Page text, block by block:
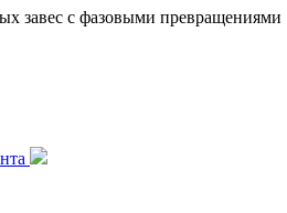
завес с фазовыми